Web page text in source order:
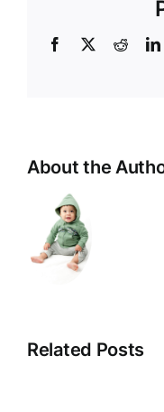
Facebook
X Reddit
About the
Related Posts